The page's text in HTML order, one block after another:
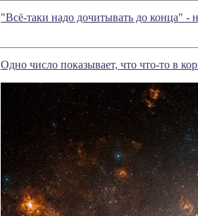
"Всё-таки надо дочитывать до конца" -
Одно число показывает, что что-то в